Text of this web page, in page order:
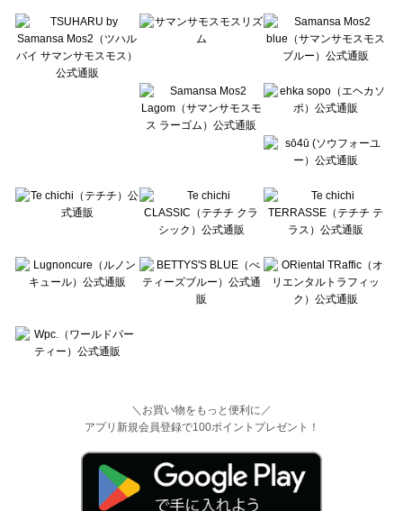
Lugnoncure（ルノンキュール）の一覧
BETTY'S BLUE（べティーズブルー）の一覧
Wpc.（ワールドパーティー）の一覧
＼お買い物をもっと便利に／
アプリ新規会員登録で100ポイントプレゼント！